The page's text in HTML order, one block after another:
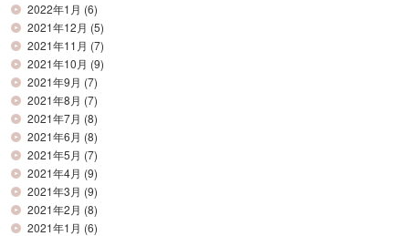
2022年1月 (6)
2021年12月 (5)
2021年11月 (7)
2021年10月 (9)
2021年9月 (7)
2021年8月 (7)
2021年7月 (8)
2021年6月 (8)
2021年5月 (7)
2021年4月 (9)
2021年3月 (9)
2021年2月 (8)
2021年1月 (6)